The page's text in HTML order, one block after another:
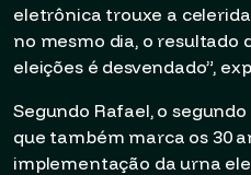
eletrônica trouxe a
no mesmo dia, o resultado
eleições é desvendado”,
Segundo Rafael, o
que também marca os 30
implementação da urna